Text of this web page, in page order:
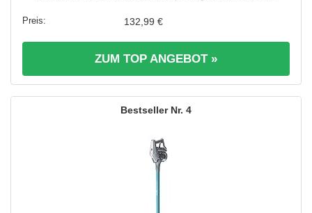
132,99 €
ZUM TOP ANGEBOT »
4